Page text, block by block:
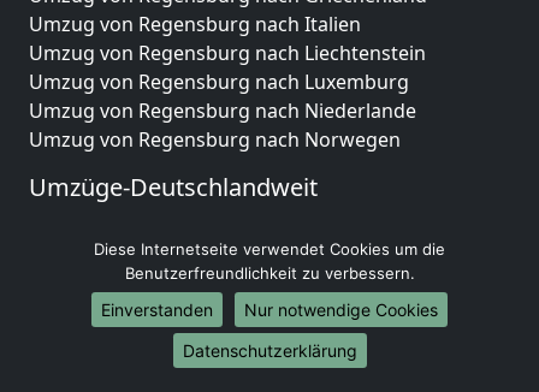
Umzug von Regensburg nach Italien
Umzug von Regensburg nach Liechtenstein
Umzug von Regensburg nach Luxemburg
Umzug von Regensburg nach Niederlande
Umzug von Regensburg nach Norwegen
Umzüge-Deutschlandweit
Umzug von Regensburg nach Hamburg
Umzug von Regensburg nach München
Umzug von Regensburg nach Köln
Umzug von Regensburg nach Frankfurt am Main
Umzug von Regensburg nach Stuttgart
Diese Internetseite verwendet Cookies um die
Benutzerfreundlichkeit zu verbessern.
Einverstanden
Nur notwendige Cookies
Datenschutzerklärung